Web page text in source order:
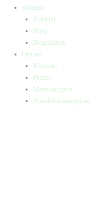
Aktuelt
Artikler
Blog
Bogtrailere
Om os
Kontakt
Presse
Manuskripter
Handelsbetingelser